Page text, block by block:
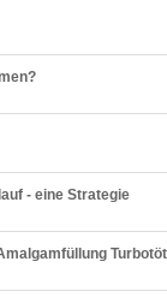
- eine Strategie